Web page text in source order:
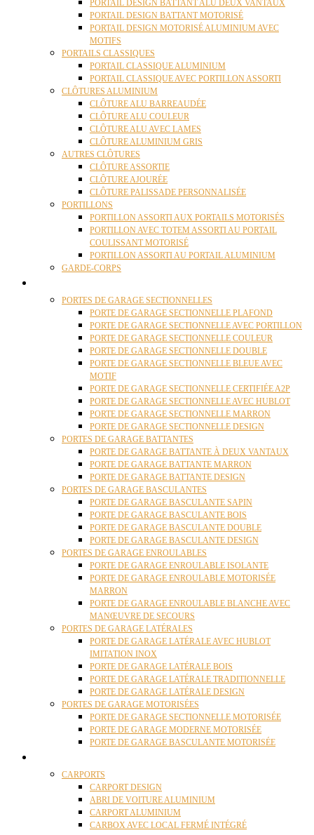
PORTAIL DESIGN BATTANT ALU DEUX VANTAUX
PORTAIL DESIGN BATTANT MOTORISÉ
PORTAIL DESIGN MOTORISÉ ALUMINIUM AVEC
MOTIFS
PORTAILS CLASSIQUES
PORTAIL CLASSIQUE ALUMINIUM
PORTAIL CLASSIQUE AVEC PORTILLON ASSORTI
CLÔTURES ALUMINIUM
CLÔTURE ALU BARREAUDÉE
CLÔTURE ALU COULEUR
CLÔTURE ALU AVEC LAMES
CLÔTURE ALUMINIUM GRIS
AUTRES CLÔTURES
CLÔTURE ASSORTIE
CLÔTURE AJOURÉE
CLÔTURE PALISSADE PERSONNALISÉE
PORTILLONS
PORTILLON ASSORTI AUX PORTAILS MOTORISÉS
PORTILLON AVEC TOTEM ASSORTI AU PORTAIL
COULISSANT MOTORISÉ
PORTILLON ASSORTI AU PORTAIL ALUMINIUM
GARDE-CORPS
PORTES DE GARAGE SECTIONNELLES
PORTE DE GARAGE SECTIONNELLE PLAFOND
PORTE DE GARAGE SECTIONNELLE AVEC PORTILLON
PORTE DE GARAGE SECTIONNELLE COULEUR
PORTE DE GARAGE SECTIONNELLE DOUBLE
PORTE DE GARAGE SECTIONNELLE BLEUE AVEC
MOTIF
PORTE DE GARAGE SECTIONNELLE CERTIFIÉE A2P
PORTE DE GARAGE SECTIONNELLE AVEC HUBLOT
PORTE DE GARAGE SECTIONNELLE MARRON
PORTE DE GARAGE SECTIONNELLE DESIGN
PORTES DE GARAGE BATTANTES
PORTE DE GARAGE BATTANTE À DEUX VANTAUX
PORTE DE GARAGE BATTANTE MARRON
PORTE DE GARAGE BATTANTE DESIGN
PORTES DE GARAGE BASCULANTES
PORTE DE GARAGE BASCULANTE SAPIN
PORTE DE GARAGE BASCULANTE BOIS
PORTE DE GARAGE BASCULANTE DOUBLE
PORTE DE GARAGE BASCULANTE DESIGN
PORTES DE GARAGE ENROULABLES
PORTE DE GARAGE ENROULABLE ISOLANTE
PORTE DE GARAGE ENROULABLE MOTORISÉE
MARRON
PORTE DE GARAGE ENROULABLE BLANCHE AVEC
MANŒUVRE DE SECOURS
PORTES DE GARAGE LATÉRALES
PORTE DE GARAGE LATÉRALE AVEC HUBLOT
IMITATION INOX
PORTE DE GARAGE LATÉRALE BOIS
PORTE DE GARAGE LATÉRALE TRADITIONNELLE
PORTE DE GARAGE LATÉRALE DESIGN
PORTES DE GARAGE MOTORISÉES
PORTE DE GARAGE SECTIONNELLE MOTORISÉE
PORTE DE GARAGE MODERNE MOTORISÉE
PORTE DE GARAGE BASCULANTE MOTORISÉE
CARPORTS
CARPORT DESIGN
ABRI DE VOITURE ALUMINIUM
CARPORT ALUMINIUM
CARBOX AVEC LOCAL FERMÉ INTÉGRÉ